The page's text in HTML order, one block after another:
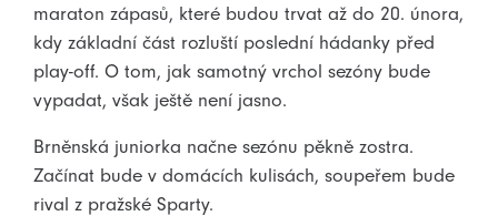
maraton zápasů, které budou trvat až do 20. února,
kdy základní část rozluští poslední hádanky před
play-off. O tom, jak samotný vrchol sezóny bude
vypadat, však ještě není jasno.
Brněnská juniorka načne sezónu pěkně zostra.
Začínat bude v domácích kulisách, soupeřem bude
rival z pražské Sparty.